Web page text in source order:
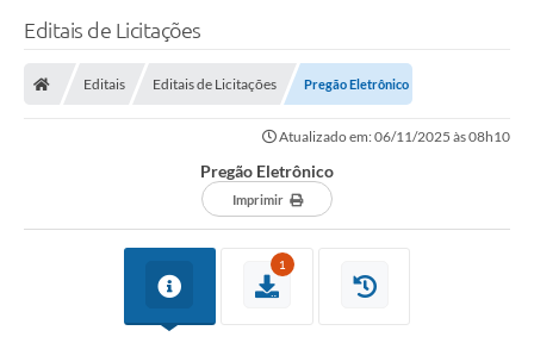
Editais de Licitações
Editais Editais de Licitações Pregão Eletrônico
Atualizado em: 06/11/2025 às 08h10
Pregão Eletrônico
Imprimir
1